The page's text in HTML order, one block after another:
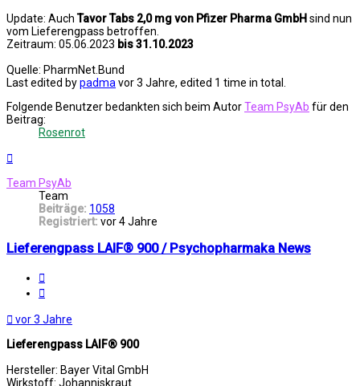
Update: AuchTavor Tabs 2,0 mg von Pfizer Pharma GmbH sind nun
vom Lieferengpass betroffen.
Zeitraum: 05.06.2023 bis 31.10.2023
Quelle: PharmNet.Bund
Last edited bypadma vor 3 Jahre, edited 1 time in total.
Folgende Benutzer bedankten sich beim AutorTeam PsyAb für den
Beitrag:
Rosenrot
Team PsyAb
Team
Beiträge: 1058
Registriert: vor 4 Jahre
Lieferengpass LAIF® 900 / Psychopharmaka News
vor 3 Jahre
Lieferengpass LAIF® 900
Hersteller: Bayer Vital GmbH
Wirkstoff: Johanniskraut